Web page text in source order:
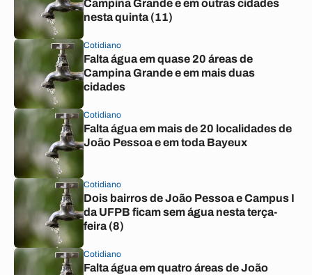
Campina Grande e em outras cidades
nesta quinta (11)
Cotidiano
Falta água em quase 20 áreas de
Campina Grande e em mais duas
cidades
Cotidiano
Falta água em mais de 20 localidades de
João Pessoa e em toda Bayeux
Cotidiano
Dois bairros de João Pessoa e Campus I
da UFPB ficam sem água nesta terça-
feira (8)
Cotidiano
Falta água em quatro áreas de João